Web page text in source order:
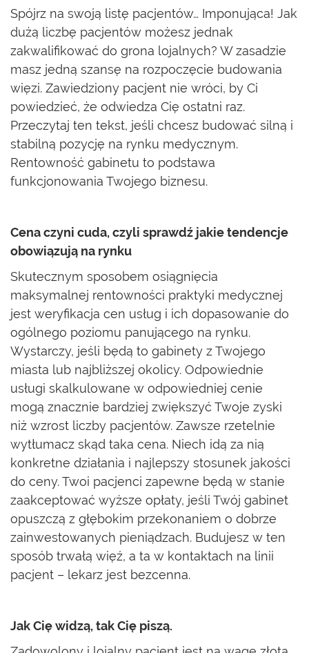
Spójrz na swoją listę pacjentów… Imponująca! Jak
dużą liczbę pacjentów możesz jednak
zakwalifikować do grona lojalnych? W zasadzie
masz jedną szansę na rozpoczęcie budowania
więzi. Zawiedziony pacjent nie wróci, by Ci
powiedzieć, że odwiedza Cię ostatni raz.
Przeczytaj ten tekst, jeśli chcesz budować silną i
stabilną pozycję na rynku medycznym.
Rentowność gabinetu to podstawa
funkcjonowania Twojego biznesu.
Cena czyni cuda, czyli sprawdź jakie tendencje
obowiązują na rynku
Skutecznym sposobem osiągnięcia
maksymalnej rentowności praktyki medycznej
jest weryfikacja cen usług i ich dopasowanie do
ogólnego poziomu panującego na rynku.
Wystarczy, jeśli będą to gabinety z Twojego
miasta lub najbliższej okolicy. Odpowiednie
usługi skalkulowane w odpowiedniej cenie
mogą znacznie bardziej zwiększyć Twoje zyski
niż wzrost liczby pacjentów. Zawsze rzetelnie
wytłumacz skąd taka cena. Niech idą za nią
konkretne działania i najlepszy stosunek jakości
do ceny. Twoi pacjenci zapewne będą w stanie
zaakceptować wyższe opłaty, jeśli Twój gabinet
opuszczą z głębokim przekonaniem o dobrze
zainwestowanych pieniądzach. Budujesz w ten
sposób trwałą więź, a ta w kontaktach na linii
pacjent – lekarz jest bezcenna.
Jak Cię widzą, tak Cię piszą.